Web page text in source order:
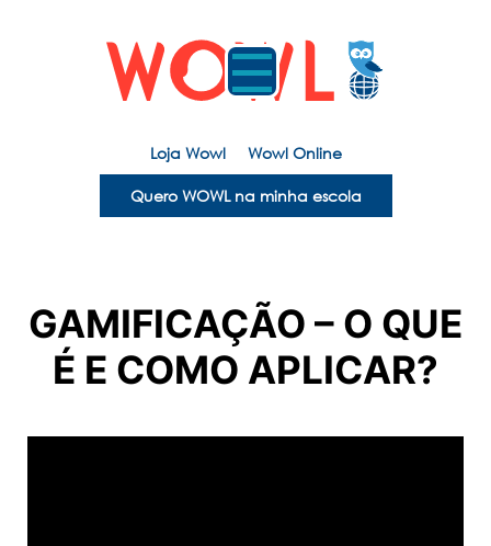
Loja Wowl Wowl Online
Quero WOWL na minha escola
GAMIFICAÇÃO – O QUE
É E COMO APLICAR?